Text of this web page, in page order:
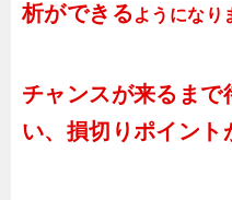
析ができるようになり
チャンスが来るま
い、損切りポイント